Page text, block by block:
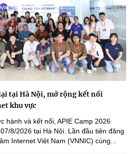
tại Hà Nội, mở rộng kết nối
khu vực
hành và kết nối, APIE Camp 2026
8/2026 tại Hà Nội. Lần đầu tiên đăng
Internet Việt Nam (VNNIC) cùng...